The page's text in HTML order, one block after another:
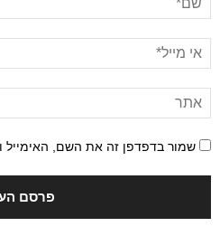
שמור בדפדפן זה את השם, האימייל